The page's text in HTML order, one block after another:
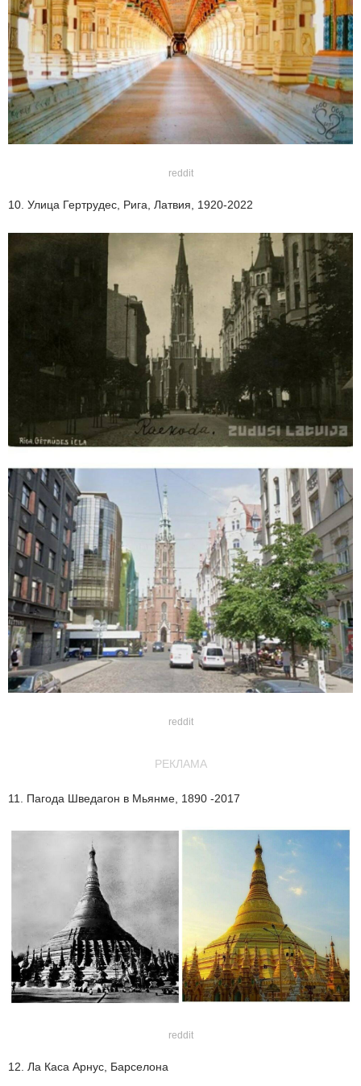
reddit
10. Улица Гертрудес, Рига, Латвия, 1920-2022
reddit
РЕКЛАМА
11. Пагода Шведагон в Мьянме, 1890 -2017
reddit
12. Ла Каса Арнус, Барселона